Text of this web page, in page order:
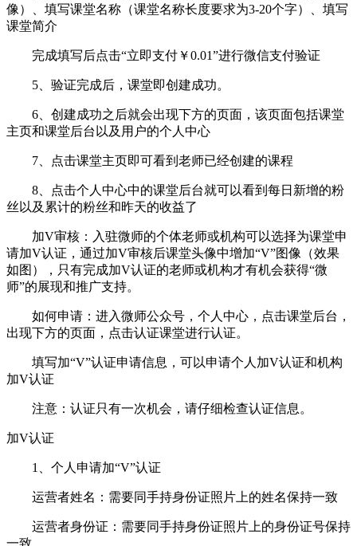
像）、填写课堂名称（课堂名称长度要求为3-20个字）、填写
课堂简介
完成填写后点击“立即支付￥0.01”进行微信支付验证
5、验证完成后，课堂即创建成功。
6、创建成功之后就会出现下方的页面，该页面包括课堂
主页和课堂后台以及用户的个人中心
7、点击课堂主页即可看到老师已经创建的课程
8、点击个人中心中的课堂后台就可以看到每日新增的粉
丝以及累计的粉丝和昨天的收益了
加V审核：入驻微师的个体老师或机构可以选择为课堂申
请加V认证，通过加V审核后课堂头像中增加“V”图像（效果
如图），只有完成加V认证的老师或机构才有机会获得“微
师”的展现和推广支持。
如何申请：进入微师公众号，个人中心，点击课堂后台，
出现下方的页面，点击认证课堂进行认证。
填写加“V”认证申请信息，可以申请个人加V认证和机构
加V认证
注意：认证只有一次机会，请仔细检查认证信息。
加V认证
1、个人申请加“V”认证
运营者姓名：需要同手持身份证照片上的姓名保持一致
运营者身份证：需要同手持身份证照片上的身份证号保持
一致